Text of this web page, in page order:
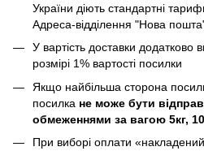
України діють стандартні
Адреса-відділення "Нова
У вартість доставки додатково
розмірі 1% вартості посилки
Якщо найбільша сторона
посилка не може бути
обмеженнями за вагою 5кг,
При виборі оплати